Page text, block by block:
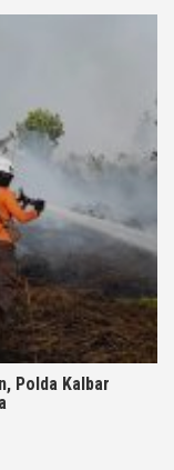
Polda Kalbar